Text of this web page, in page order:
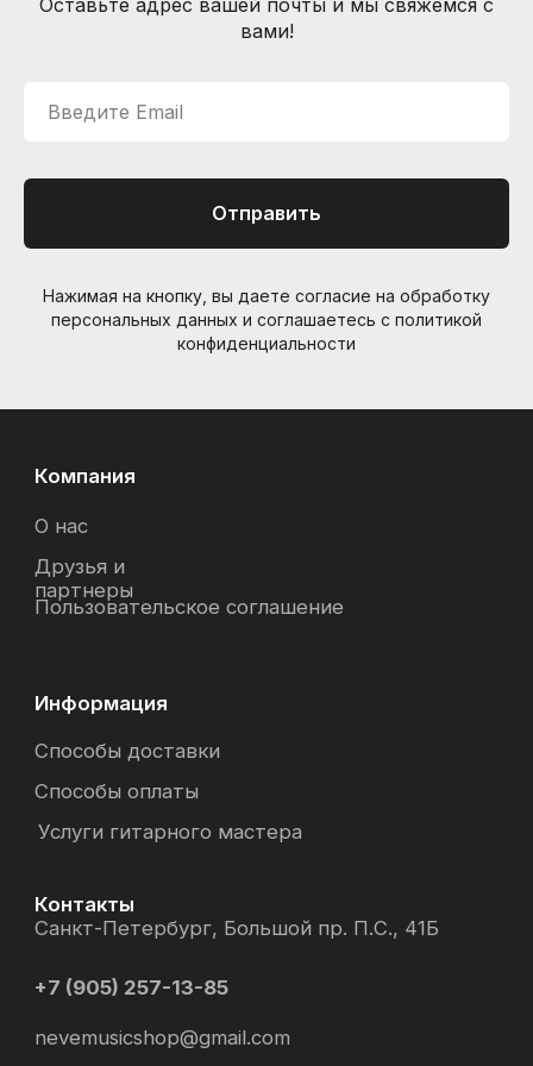
вами!
Введите Email
Отправить
Нажимая на кнопку, вы даете согласие на обработку
персональных данных и соглашаетесь c политикой
конфиденциальности
© Интернет-магазин "Необходимые вещи". Г. Санкт-